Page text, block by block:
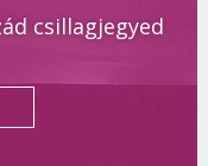
csillagjegyed